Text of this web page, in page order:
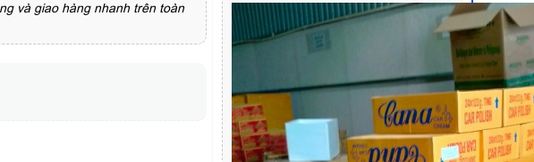
và giao hàng nhanh trên toàn